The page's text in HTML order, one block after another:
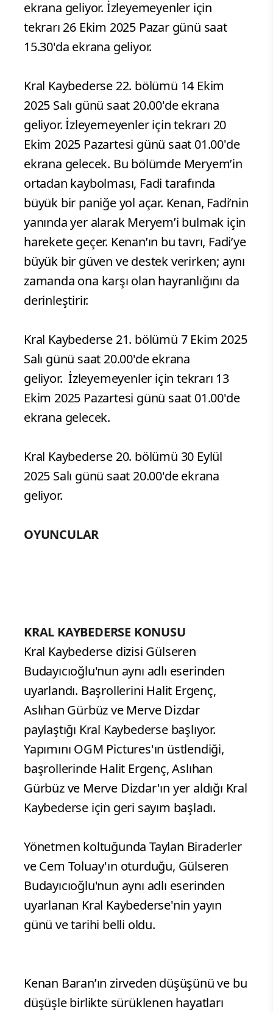
ekrana geliyor. İzleyemeyenler için
tekrarı 26 Ekim 2025 Pazar günü saat
15.30'da ekrana geliyor.
Kral Kaybederse 22. bölümü 14 Ekim
2025 Salı günü saat 20.00'de ekrana
geliyor. İzleyemeyenler için tekrarı 20
Ekim 2025 Pazartesi günü saat 01.00'de
ekrana gelecek. Bu bölümde Meryem’in
ortadan kaybolması, Fadi tarafında
büyük bir paniğe yol açar. Kenan, Fadi’nin
yanında yer alarak Meryem’i bulmak için
harekete geçer. Kenan’ın bu tavrı, Fadi’ye
büyük bir güven ve destek verirken; aynı
zamanda ona karşı olan hayranlığını da
derinleştirir.
Kral Kaybederse 21. bölümü 7 Ekim 2025
Salı günü saat 20.00'de ekrana
geliyor. İzleyemeyenler için tekrarı 13
Ekim 2025 Pazartesi günü saat 01.00'de
ekrana gelecek.
Kral Kaybederse 20. bölümü 30 Eylül
2025 Salı günü saat 20.00'de ekrana
geliyor.
OYUNCULAR
KRAL KAYBEDERSE KONUSU
Kral Kaybederse dizisi Gülseren
Budayıcıoğlu'nun aynı adlı eserinden
uyarlandı. Başrollerini Halit Ergenç,
Aslıhan Gürbüz ve Merve Dizdar
paylaştığı Kral Kaybederse başlıyor.
Yapımını OGM Pictures'ın üstlendiği,
başrollerinde Halit Ergenç, Aslıhan
Gürbüz ve Merve Dizdar'ın yer aldığı Kral
Kaybederse için geri sayım başladı.
Yönetmen koltuğunda Taylan Biraderler
ve Cem Toluay'ın oturduğu, Gülseren
Budayıcıoğlu'nun aynı adlı eserinden
uyarlanan Kral Kaybederse'nin yayın
günü ve tarihi belli oldu.
Kenan Baran’ın zirveden düşüşünü ve bu
düşüşle birlikte sürüklenen hayatları